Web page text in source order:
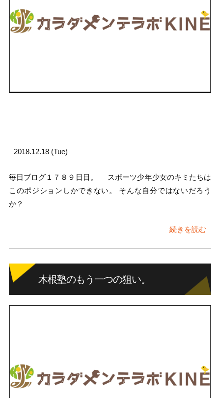
2018.12.18 (Tue)
毎日ブログ１７８９日目。 スポーツ少年少女のキミたちは
このポジションしかできない。 そんな自分ではないだろう
か？
続きを読む
木根塾のもう一つの狙い。